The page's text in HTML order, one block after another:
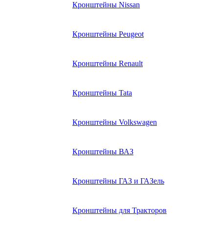
Кронштейны Nissan
Кронштейны Peugeot
Кронштейны Renault
Кронштейны Tata
Кронштейны Volkswagen
Кронштейны ВАЗ
Кронштейны ГАЗ и ГАЗель
Кронштейны для Тракторов